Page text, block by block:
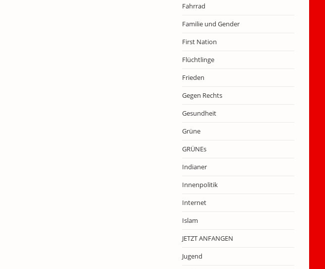
Fahrrad
Familie und Gender
First Nation
Flüchtlinge
Frieden
Gegen Rechts
Gesundheit
Grüne
GRÜNEs
Indianer
Innenpolitik
Internet
Islam
JETZT ANFANGEN
Jugend